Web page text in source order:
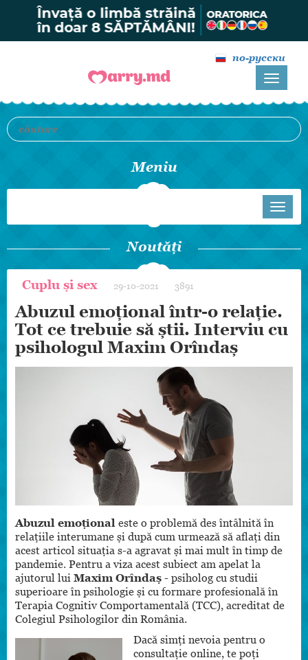
по-русски
Meniu
Noutăți
Cuplu și sex 29-10-2021 3891
Abuzul emoțional într-o relație.
Tot ce trebuie să știi. Interviu cu
psihologul Maxim Orîndaș
Abuzul emoțional este o problemă des întâlnită în
relațiile interumane și după cum urmează să aflați din
acest articol situația s-a agravat și mai mult în timp de
pandemie. Pentru a viza acest subiect am apelat la
ajutorul lui Maxim Orîndaș - psiholog cu studii
superioare în psihologie și cu formare profesională în
Terapia Cognitiv Comportamentală (TCC), acreditat de
Colegiul Psihologilor din România.
Dacă simți nevoia pentru o
consultație online, te poți